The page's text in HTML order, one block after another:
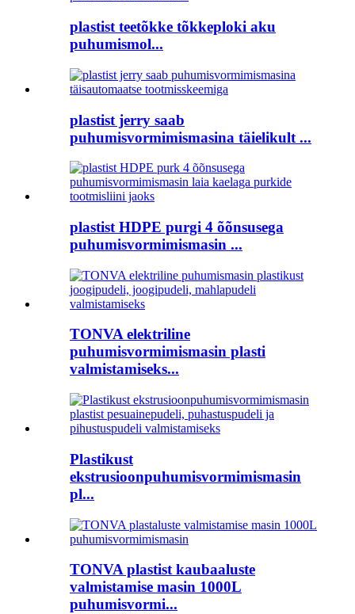
plastist teetõkke tõkkeploki aku
puhumismol...
plastist jerry saab
puhumisvormimismasina täielikult ...
plastist HDPE purgi 4 õõnsusega
puhumisvormimismasin ...
TONVA elektriline
puhumisvormimismasin plasti
valmistamiseks...
Plastikust
ekstrusioonpuhumisvormimismasin
pl...
TONVA plastist kaubaaluste
valmistamise masin 1000L
puhumisvormi...